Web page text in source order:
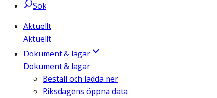
Sök
Aktuellt
Aktuellt
Dokument & lagar
Dokument & lagar
Beställ och ladda ner
Riksdagens öppna data